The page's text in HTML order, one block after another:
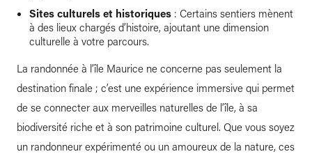
Sites culturels et historiques : Certains sentiers mènent
à des lieux chargés d’histoire, ajoutant une dimension
culturelle à votre parcours.
La randonnée à l’île Maurice ne concerne pas seulement la
destination finale ; c’est une expérience immersive qui permet
de se connecter aux merveilles naturelles de l’île, à sa
biodiversité riche et à son patrimoine culturel. Que vous soyez
un randonneur expérimenté ou un amoureux de la nature, ces